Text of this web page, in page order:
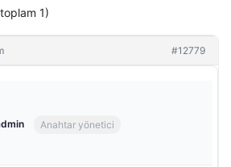
1)
#12779
Anahtar yönetici